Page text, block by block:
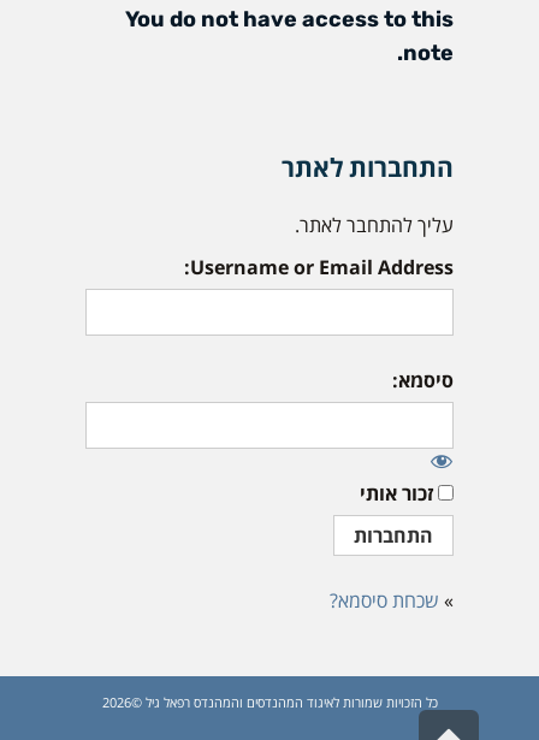
You do not have access to this
note.
התחברות לאתר
עליך להתחבר לאתר.
Username or Email Address:
סיסמא:
זכור אותי
» שכחת סיסמא?
כל הזכויות שמורות לאיגוד המהנדסים והמהנדס רפאל גיל ©2026